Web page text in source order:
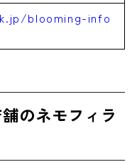
blooming-info
のネモフィラ